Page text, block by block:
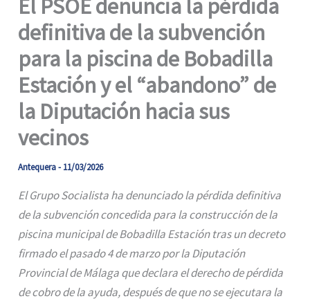
El PSOE denuncia la pérdida
definitiva de la subvención
para la piscina de Bobadilla
Estación y el “abandono” de
la Diputación hacia sus
vecinos
Antequera- 11/03/2026
El Grupo Socialista ha denunciado la pérdida definitiva
de la subvención concedida para la construcción de la
piscina municipal de Bobadilla Estación tras un decreto
firmado el pasado 4 de marzo por la Diputación
Provincial de Málaga que declara el derecho de pérdida
de cobro de la ayuda, después de que no se ejecutara la